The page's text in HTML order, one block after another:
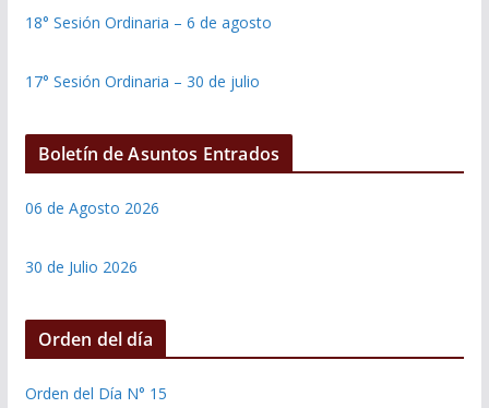
18° Sesión Ordinaria – 6 de agosto
17° Sesión Ordinaria – 30 de julio
Boletín de Asuntos Entrados
06 de Agosto 2026
30 de Julio 2026
Orden del día
Orden del Día N° 15